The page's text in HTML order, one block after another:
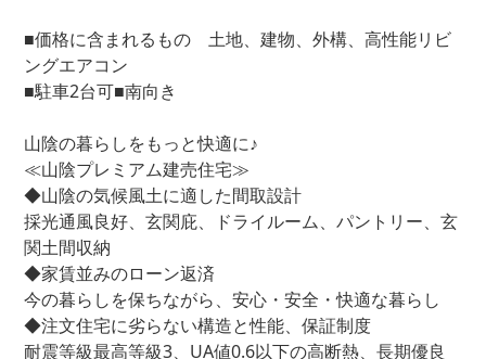
■価格に含まれるもの 土地、建物、外構、高性能リビ
ングエアコン
■駐車2台可■南向き
山陰の暮らしをもっと快適に♪
≪山陰プレミアム建売住宅≫
◆山陰の気候風土に適した間取設計
採光通風良好、玄関庇、ドライルーム、パントリー、玄
関土間収納
◆家賃並みのローン返済
今の暮らしを保ちながら、安心・安全・快適な暮らし
◆注文住宅に劣らない構造と性能、保証制度
耐震等級最高等級3、UA値0.6以下の高断熱、長期優良